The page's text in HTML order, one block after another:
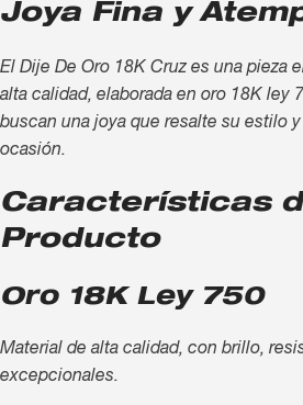
Joya Fina y
El Dije De Oro 18K Cruz es una pieza
alta calidad, elaborada en oro 18K ley
buscan una joya que resalte su estilo
ocasión.
Características
Producto
Oro 18K Ley 750
Material de alta calidad, con brillo,
excepcionales.